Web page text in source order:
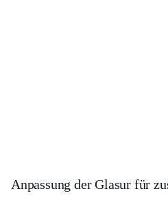
Anpassung der Glasur für